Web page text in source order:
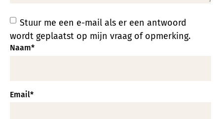
Stuur me een e-mail als er een antwoord
wordt geplaatst op mijn vraag of opmerking.
Naam*
Email*